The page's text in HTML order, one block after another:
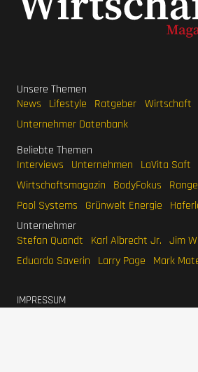
Unsere Themen
News
Lifestyle Ratgeber Wirtschaft
Unternehmer Datenbank
Beliebte Themen
Interviews
Unternehmen LaVita Saft
Wirtschaftsmagazin
BodyFokus
Pool Systems
Grünwelt Energie
Unternehmer
Stefan Quandt
Karl Albrecht Jr. Jim
Eduardo Saverin
Larry Page Mark
IMPRESSUM